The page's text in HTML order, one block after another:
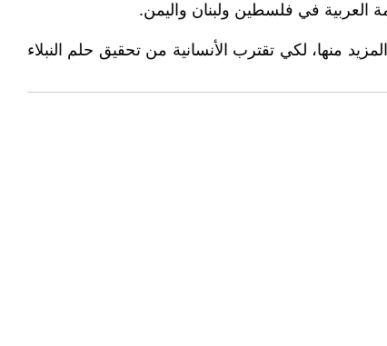
العربية في فلسطين ولبنان واليمن.
منها، لكي تقترب الأنسانية من تحقيق حلم النبلاء